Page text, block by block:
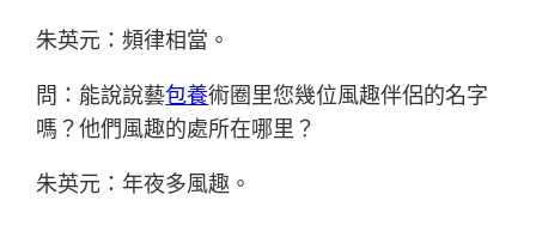
朱英元：頻律相當。
問：能說說藝包養術圈里您幾位風趣伴侶的名字
嗎？他們風趣的處所在哪里？
朱英元：年夜多風趣。